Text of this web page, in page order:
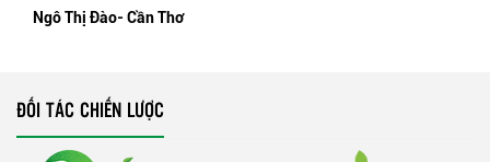
Ngô Thị Đào- Cần Thơ
ĐỐI TÁC CHIẾN LƯỢC